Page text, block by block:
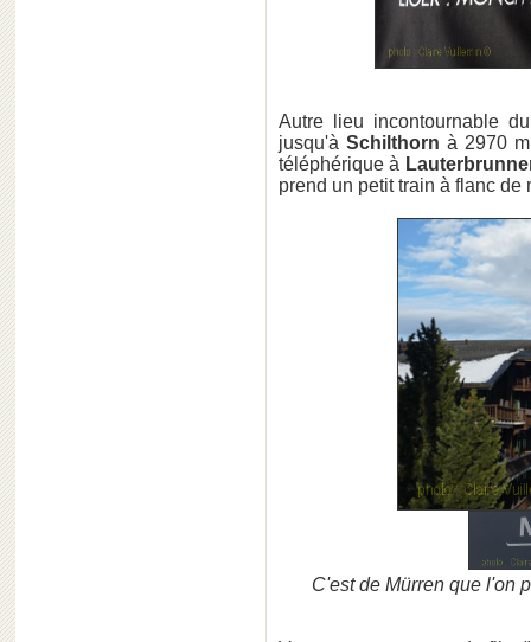
Autre lieu incontournable
jusqu'à Schilthorn à 2970
téléphérique à
prend un petit train à flanc
C'est de Mürren que l'on